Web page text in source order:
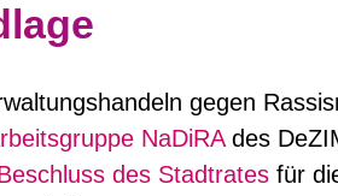
gegen
NaDiRAdes
des Stadtrates für